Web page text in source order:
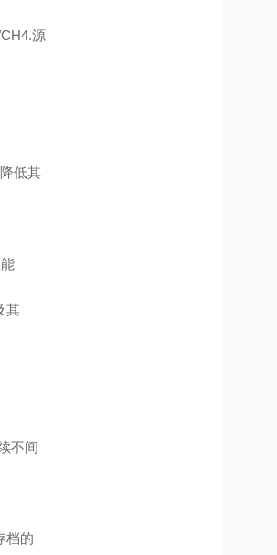
源
低其
其
不间
档的